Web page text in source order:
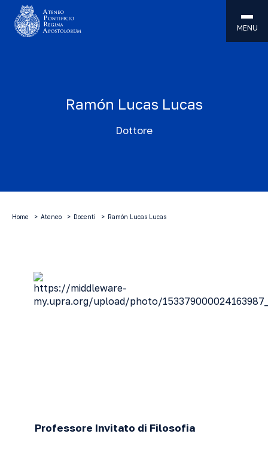
MENU
Ramón Lucas Lucas
Dottore
Home Ateneo Docenti Ramón Lucas Lucas
Professore Invitato di Filosofia